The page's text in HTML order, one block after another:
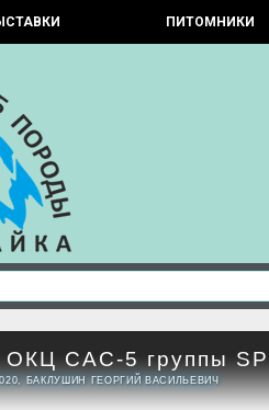
ПИТОМНИКИ
САС-5 группы
БАКЛУШИН ГЕОРГИЙ ВАСИЛЬЕВИЧ